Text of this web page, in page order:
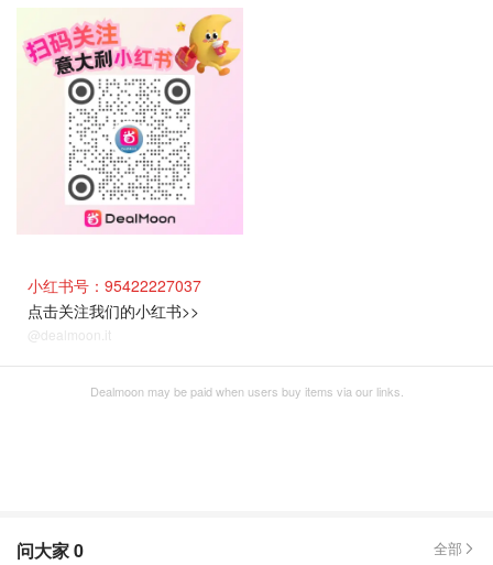
小红书号：95422227037
点击关注我们的小红书>>
@dealmoon.it
Dealmoon may be paid when users buy items via our links.
问大家0 全部